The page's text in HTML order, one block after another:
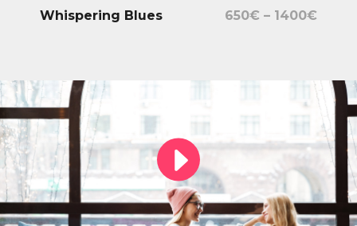
Select Options
Whispering Blues 650€ – 1400€